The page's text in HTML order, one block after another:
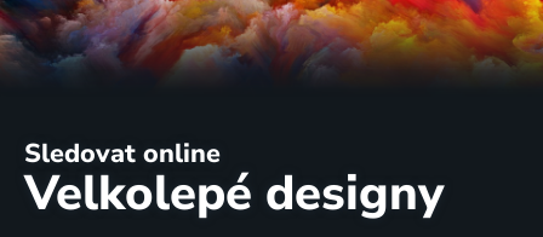
Sledovat online
Velkolepé designy